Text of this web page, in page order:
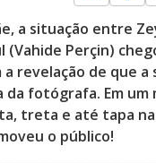
a situação entre
(Vahide Perçin)
revelação de que a
da fotógrafa. Em um
treta e até tapa na
o público!